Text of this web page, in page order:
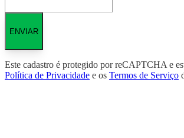
ENVIAR
Este cadastro é protegido por reCAPTCHA e
Política de Privacidade e os Termos de Serviço